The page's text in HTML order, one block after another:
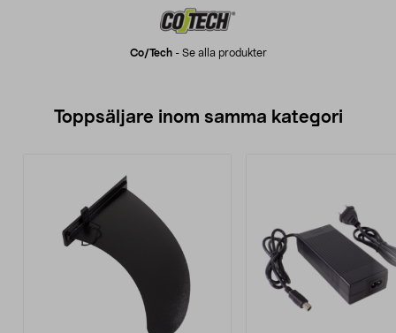
Co/tech- Se alla produkter
Toppsäljare inom samma kategori